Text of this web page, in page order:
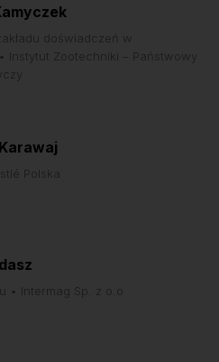
doświadczeń w
Instytut Zootechniki – Państwowy
Polska
• Intermag Sp. z o.o